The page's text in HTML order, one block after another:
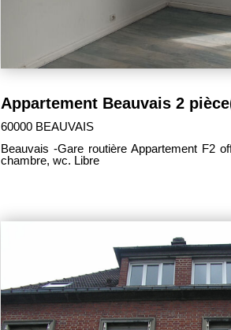
60000 BEAUVAIS
Beauvais -Gare routière Appartement F2
chambre, wc. Libre